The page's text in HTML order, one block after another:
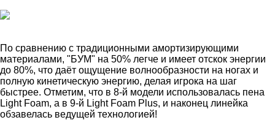
По сравнению с традиционными амортизирующими
материалами, "БУМ" на 50% легче и имеет отскок энергии
до 80%, что даёт ощущение волнообразности на ногах и
полную кинетическую энергию, делая игрока на шаг
быстрее. Отметим, что в 8-й модели использовалась пена
Light Foam, а в 9-й Light Foam Plus, и наконец линейка
обзавелась ведущей технологией!